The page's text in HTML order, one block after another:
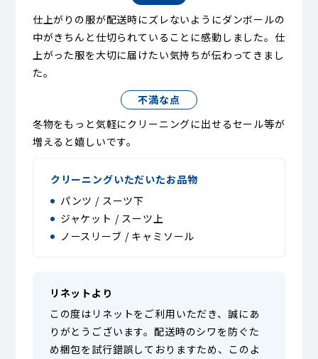
仕上がりの服が配送時にズレないようにダンボールの
中がきちんと仕切られていることに感動しました。仕
上がった服を大切に届けたい気持ちが伝わってきまし
た。
不満な点
冬物をもっと気軽にクリーニングに出せるセール等が
増えると嬉しいです。
クリーニングいただいたお品物
パンツ / スーツ下
ジャケット / スーツ上
ノースリーブ / キャミソール
リネットより
この度はリネットをご利用いただき、誠にあ
りがとうございます。配送時のシワを防ぐた
め梱包を試行錯誤しておりますため、このよ